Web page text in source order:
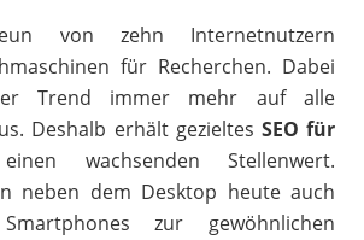
von zehn Internetnutzern
für Recherchen. Dabei
Trend immer mehr auf alle
Deshalb erhält gezieltes SEO für
wachsenden Stellenwert.
neben dem Desktop heute auch
zur gewöhnlichen